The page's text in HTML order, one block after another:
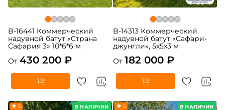
B-16441 Коммерческий
надувной батут «Страна
Сафария 3» 10*6*6 м
От 430 200 ₽
B-14313 Коммерческий
надувной батут «Сафари-
джунгли», 5x5x3 м
От 182 000 ₽
В НАЛИЧИИ
5 В НАЛИЧИИ
5